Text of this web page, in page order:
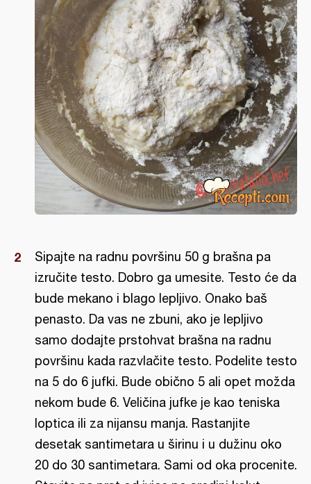
Sipajte na radnu površinu 50 g brašna pa
izručite testo. Dobro ga umesite. Testo će da
bude mekano i blago lepljivo. Onako baš
penasto. Da vas ne zbuni, ako je lepljivo
samo dodajte prstohvat brašna na radnu
površinu kada razvlačite testo. Podelite testo
na 5 do 6 jufki. Bude obično 5 ali opet možda
nekom bude 6. Veličina jufke je kao teniska
loptica ili za nijansu manja. Rastanjite
desetak santimetara u širinu i u dužinu oko
20 do 30 santimetara. Sami od oka procenite.